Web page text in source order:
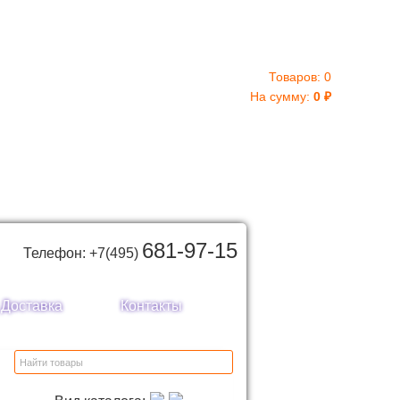
Товаров: 0
На сумму: 0 ₽
Телефон: +7(495) 681-97-15
Доставка Контакты